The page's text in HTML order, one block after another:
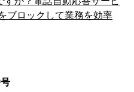
ブロックして業務を効率